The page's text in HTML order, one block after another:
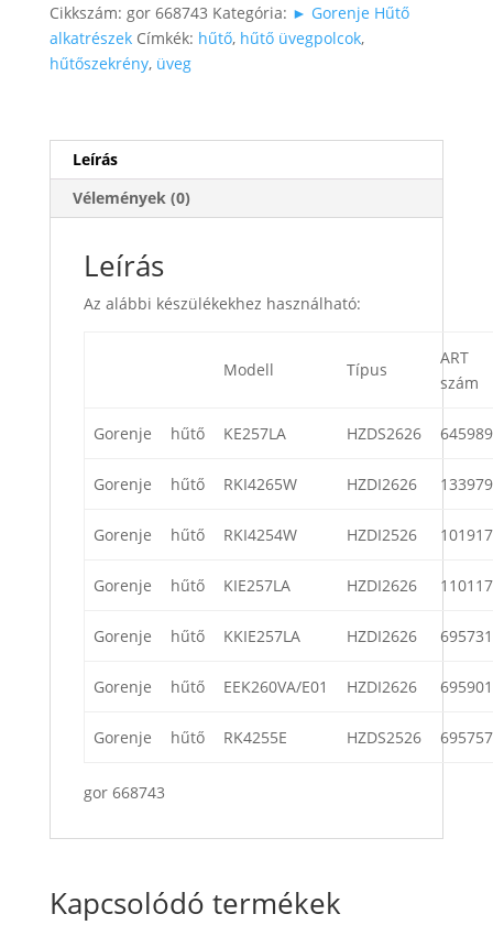
felett)
mennyiség
Cikkszám: gor 668743 Kategória: ► Gorenje Hűtő
alkatrészek Címkék: hűtő, hűtő üvegpolcok,
hűtőszekrény, üveg
Leírás
Vélemények (0)
Leírás
Az alábbi készülékekhez használható:
Modell Típus
ART
szám
Gorenje hűtő KE257LA HZDS2626 645989
Gorenje hűtő RKI4265W HZDI2626 133979
Gorenje hűtő RKI4254W HZDI2526 101917
Gorenje hűtő KIE257LA HZDI2626 110117
Gorenje hűtő KKIE257LA HZDI2626 695731
Gorenje hűtő EEK260VA/E01 HZDI2626 695901
Gorenje hűtő RK4255E HZDS2526 695757
gor 668743
Kapcsolódó termékek